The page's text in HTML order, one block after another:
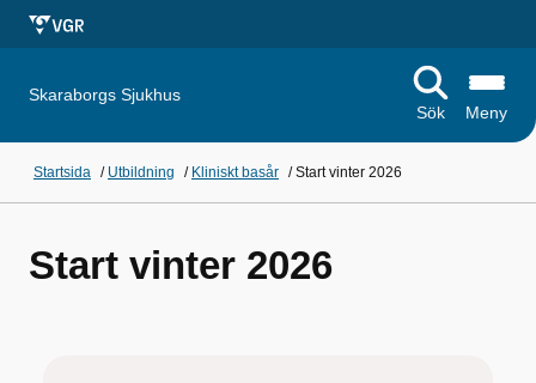
Skaraborgs Sjukhus
Sök
Meny
Startsida / Utbildning / Kliniskt basår /Start vinter 2026
Start vinter 2026